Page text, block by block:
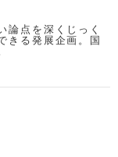
論点を深くじっく
きる発展企画。国